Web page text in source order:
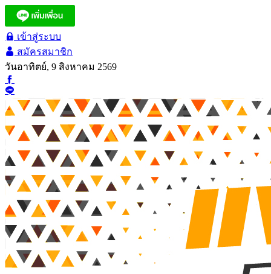
เข้าสู่ระบบ
สมัครสมาชิก
วันอาทิตย์, 9 สิงหาคม 2569